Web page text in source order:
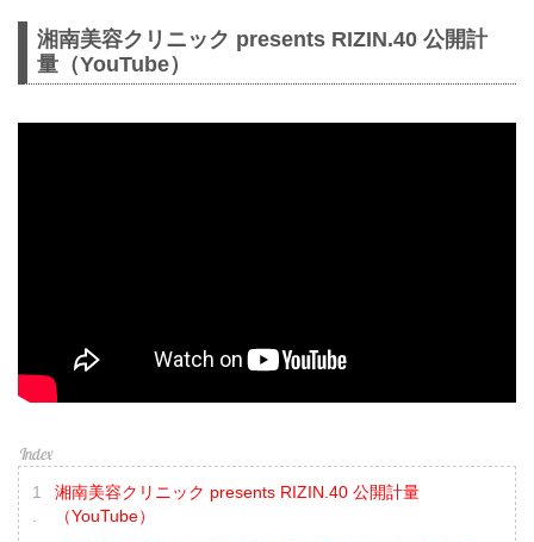
湘南美容クリニック presents RIZIN.40 公開計
量（YouTube）
湘南美容クリニック presents RIZIN.40 公開計量
（YouTube）